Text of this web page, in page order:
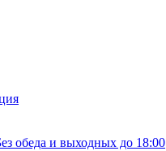
обеда и выходных до 18:00